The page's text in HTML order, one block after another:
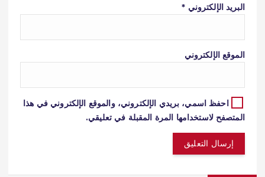
البريد الإلكتروني *
الموقع الإلكتروني
احفظ اسمي، بريدي الإلكتروني، والموقع الإلكتروني في هذا
المتصفح لاستخدامها المرة المقبلة في تعليقي.